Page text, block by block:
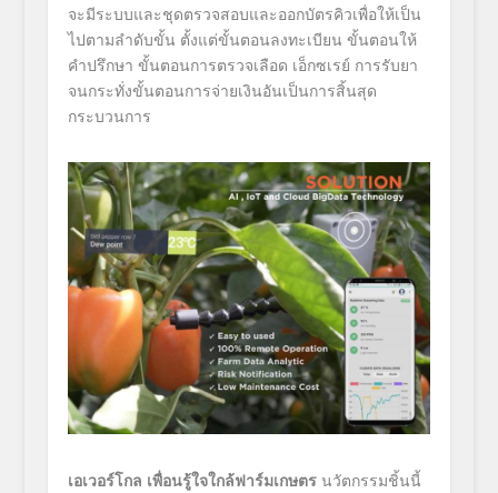
จะมีระบบและชุดตรวจสอบและออกบัตรคิวเพื่อให้เป็น
ไปตามลำดับขั้น ตั้งแต่ขั้นตอนลงทะเบียน ขั้นตอนให้
คำปรึกษา ขั้นตอนการตรวจเลือด เอ็กซเรย์ การรับยา
จนกระทั่งขั้นตอนการจ่ายเงินอันเป็นการสิ้นสุด
กระบวนการ
เอเวอร์โกล เพื่อนรู้ใจใกล้ฟาร์มเกษตร นวัตกรรมชิ้นนี้